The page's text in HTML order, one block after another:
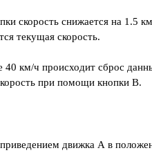
скорость снижается на 1.5
текущая скорость.
км/ч происходит сброс
при помощи кнопки В.
движка А в